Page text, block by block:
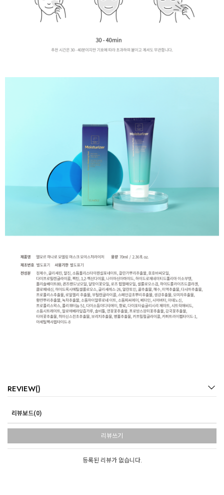
REVIEW()
리뷰보드(0)
리뷰쓰기
등록된 리뷰가 없습니다.